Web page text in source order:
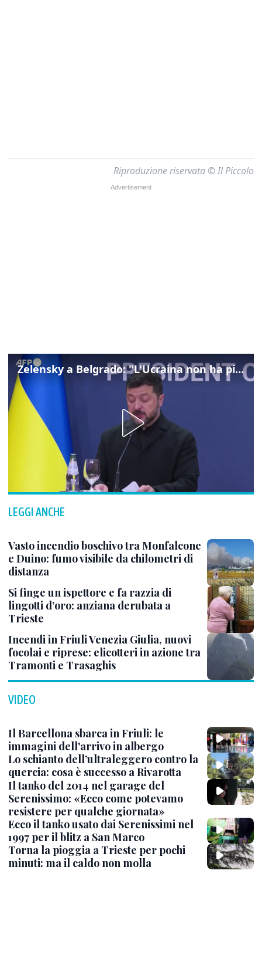
Riproduzione riservata © Il Piccolo
Zelensky a Belgrado: "L'Ucraina non ha più centrali elettriche intatte"
LEGGI ANCHE
Vasto incendio boschivo tra Monfalcone
e Duino: fumo visibile da chilometri di
distanza
Si finge un ispettore e fa razzia di
lingotti d’oro: anziana derubata a
Trieste
Incendi in Friuli Venezia Giulia, nuovi
focolai e riprese: elicotteri in azione tra
Tramonti e Trasaghis
VIDEO
Il Barcellona sbarca in Friuli: le
immagini dell'arrivo in albergo
Lo schianto dell’ultraleggero contro la
quercia: cosa è successo a Rivarotta
Il tanko del 2014 nel garage del
Serenissimo: «Ecco come potevamo
resistere per qualche giornata»
Ecco il tanko usato dai Serenissimi nel
1997 per il blitz a San Marco
Torna la pioggia a Trieste per pochi
minuti: ma il caldo non molla